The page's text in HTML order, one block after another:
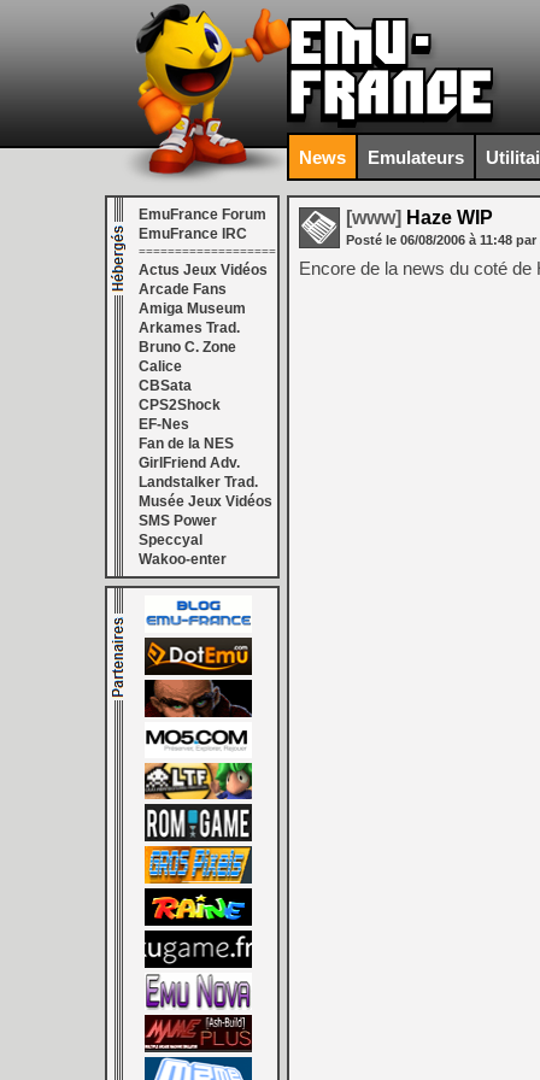
News Emulateurs
EmuFrance Forum
EmuFrance IRC
===================
Actus Jeux Vidéos
Arcade Fans
Amiga Museum
Arkames Trad.
Bruno C. Zone
Calice
CBSata
CPS2Shock
EF-Nes
Fan de la NES
GirlFriend Adv.
Landstalker Trad.
Musée Jeux Vidéos
SMS Power
Speccyal
Wakoo-enter
[www] Haze WIP
Posté le 06/08/2006 à 11:48 par
Encore de la news du coté